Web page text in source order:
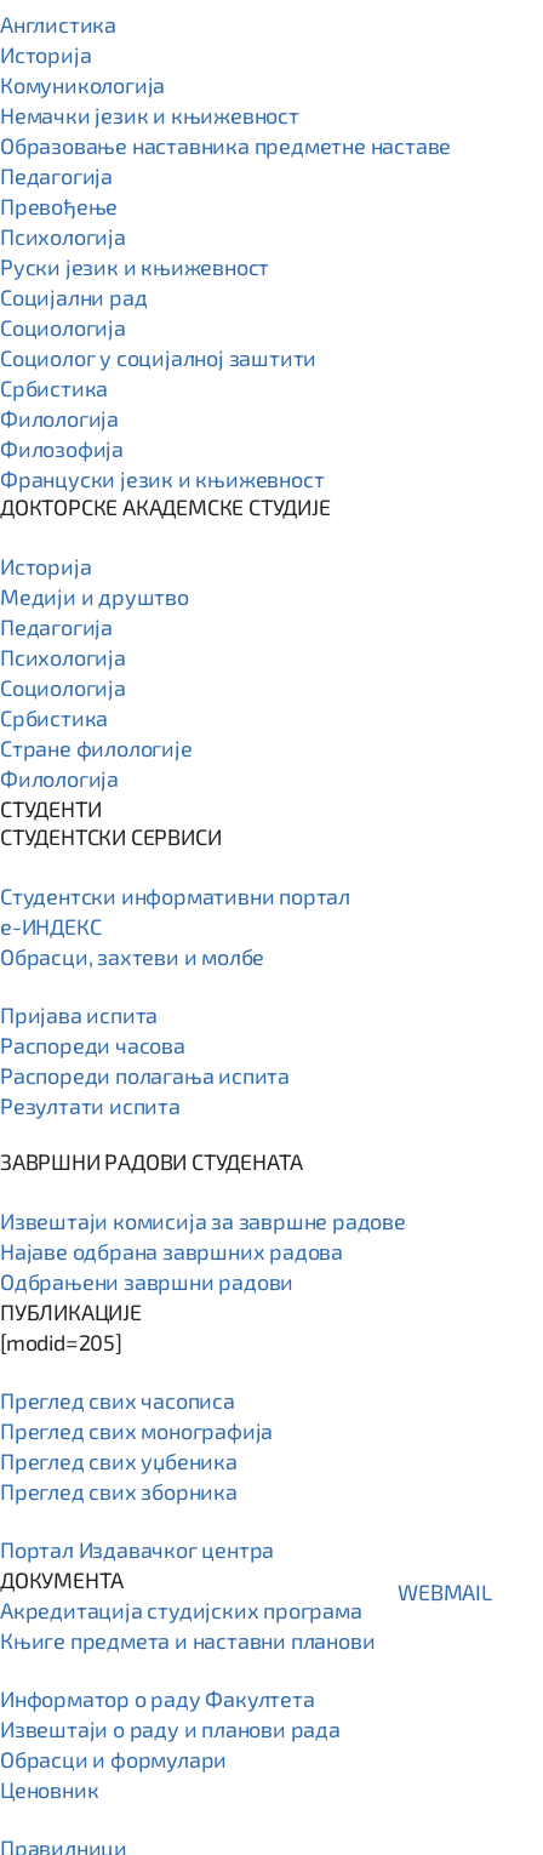
Англистика
Историја
Комуникологија
Немачки језик и књижевност
Образовање наставника предметне наставе
Педагогија
Превођење
Психологија
Руски језик и књижевност
Социјални рад
Социологија
Социолог у социјалној заштити
Србистика
Филологија
Филозофија
Француски језик и књижевност
ДОКТОРСКЕ АКАДЕМСКЕ СТУДИЈЕ
Историја
Медији и друштво
Педагогија
Психологија
Социологија
Србистика
Стране филологије
Филологија
СТУДЕНТИ
СТУДЕНТСКИ СЕРВИСИ
Студентски информативни портал
e-ИНДЕКС
Обрасци, захтеви и молбе
Пријава испита
Распореди часова
Распореди полагања испита
Резултати испита
ЗАВРШНИ РАДОВИ СТУДЕНАТА
Извештаји комисија за завршне радове
Најаве одбрана завршних радова
Одбрањени завршни радови
ПУБЛИКАЦИЈЕ
[modid=205]
Преглед свих часописа
Преглед свих монографија
Преглед свих уџбеника
Преглед свих зборника
Портал Издавачког центра
ДОКУМЕНТА
Акредитација студијских програма
Књиге предмета и наставни планови
Информатор о раду Факултета
Извештаји о раду и планови рада
Обрасци и формулари
Ценовник
Правилници
WEBMAIL